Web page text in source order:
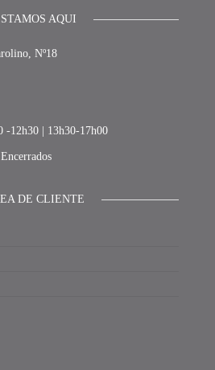
AQUI
Nº18
-12h30 | 13h30-17h00
DE CLIENTE